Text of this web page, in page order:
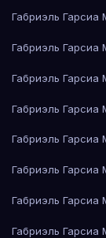
Габриэль Гарсиа
Габриэль Гарсиа
Габриэль Гарсиа
Габриэль Гарсиа
Габриэль Гарсиа
Габриэль Гарсиа
Габриэль Гарсиа
Габриэль Гарсиа